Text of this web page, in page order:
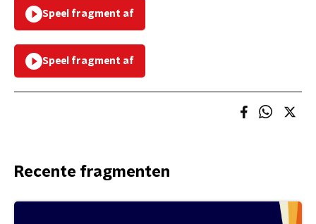
Speel fragment af
Speel fragment af
Recente fragmenten